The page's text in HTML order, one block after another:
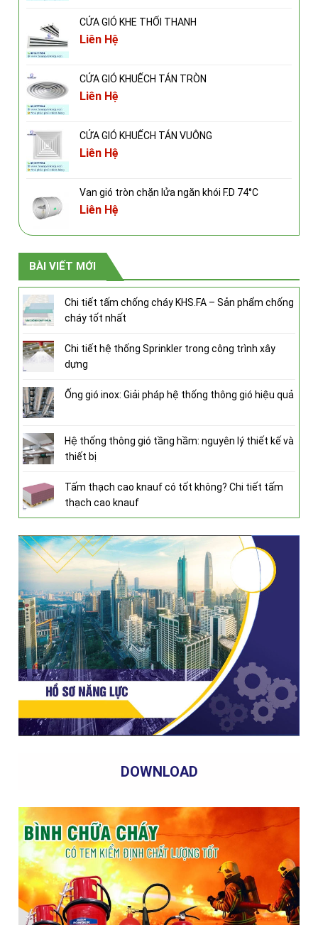
CỬA GIÓ KHE THỔI THANH
Liên Hệ
CỬA GIÓ KHUẾCH TÁN TRÒN
Liên Hệ
CỬA GIÓ KHUẾCH TÁN VUÔNG
Liên Hệ
Van gió tròn chặn lửa ngăn khói F.D 74°C
Liên Hệ
BÀI VIẾT MỚI
Chi tiết tấm chống cháy KHS.FA – Sản phẩm chống
cháy tốt nhất
Chi tiết hệ thống Sprinkler trong công trình xây
dựng
Ống gió inox: Giải pháp hệ thống thông gió hiệu quả
Hệ thống thông gió tầng hầm: nguyên lý thiết kế và
thiết bị
Tấm thạch cao knauf có tốt không? Chi tiết tấm
thạch cao knauf
DOWNLOAD